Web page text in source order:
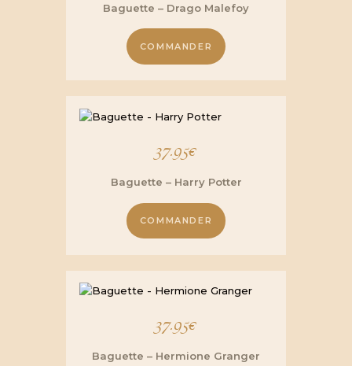
Baguette – Drago Malefoy
COMMANDER
37.95€
Baguette – Harry Potter
COMMANDER
37.95€
Baguette – Hermione Granger